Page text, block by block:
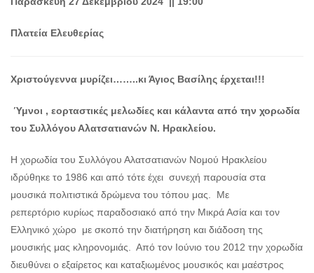
ΤΟΠΟΣ
ΔΗΜΟΣ
ΠΟΛΙΤΙΣΜΟΣ
ΠΟΛΗ
Πλατεία Ελευθερίας
Χριστούγεννα μυρίζει……..κι Άγιος Βασίλης έρχεται!!!
Ύμνοι , εορταστικές μελωδίες και κάλαντα από την χορωδία
του Συλλόγου Αλατσατιανών Ν. Ηρακλείου.
Η χορωδία του Συλλόγου Αλατσατιανών Νομού Ηρακλείου
ιδρύθηκε το 1986 και από τότε έχει συνεχή παρουσία στα
μουσικά πολιτιστικά δρώμενα του τόπου μας. Με
ρεπερτόριο κυρίως παραδοσιακό από την Μικρά Ασία και τον
Ελληνικό χώρο με σκοπό την διατήρηση και διάδοση της
μουσικής μας κληρονομιάς. Από τον Ιούνιο του 2012 την χορωδία
διευθύνει ο εξαίρετος και καταξιωμένος μουσικός και μαέστρος